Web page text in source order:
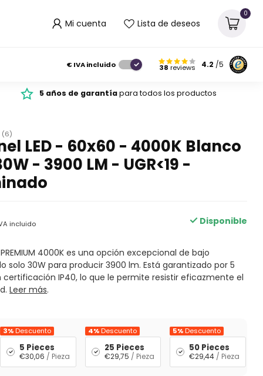
Mi cuenta Lista de deseos
0
€IVA incluido 38 reviews 4.2 /5
5 años de garantíapara todos los productos
(6)
LED - 60x60 - 4000K Blanco
- 3900 LM - UGR<19 -
incluido Disponible
4000K es una opción excepcional de bajo
solo 30W para producir 3900 lm. Está garantizado por 5
IP40, lo que le permite resistir eficazmente el
Leer más.
3%Descuento
5 Pieces
€30,06 / Pieza
4%Descuento
25 Pieces
€29,75 / Pieza
5%Descuento
50 Pieces
€29,44 / Pieza